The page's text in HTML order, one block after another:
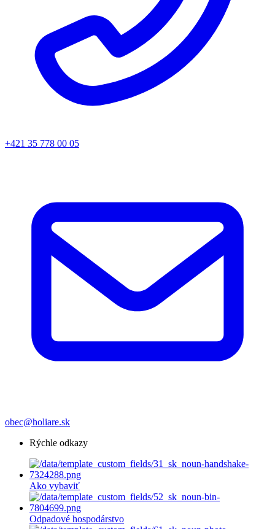
+421 35 778 00 05
obec@holiare.sk
Rýchle odkazy
Ako vybaviť
Odpadové hospodárstvo